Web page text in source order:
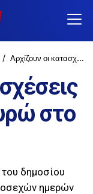
Αρχίζουν οι κατασχέσεις για χρέη 3.000 ευρώ στο Δημόσιο
στο
δημοσίου
ημερών